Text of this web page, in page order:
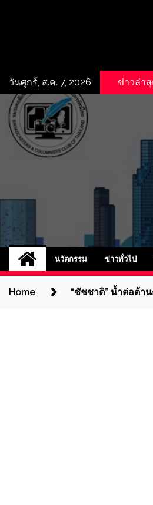
วันศุกร์, ส.ค. 7, 2026 ข่าวล่า
ชิง
บุรี
รฟม. ผนึกกำลังชุ
ข้อมูลข่าวสารย่าน
ประชาสงเคราะห์
UCD
NEW
นวัตกรรม ข่าวทั่วไป
Home “ชัชชาติ” น้ำต่อต้า